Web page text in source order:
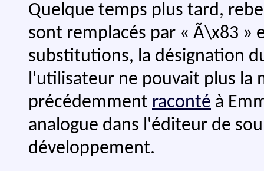
Quelque temps plus tard,
sont remplacés par « Ã\x83 »
substitutions, la désignation
l'utilisateur ne pouvait plus la
précédemment raconté à
analogue dans l'éditeur de
développement.